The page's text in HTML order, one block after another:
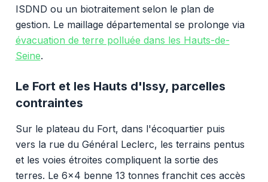
ISDND ou un biotraitement selon le plan de
gestion. Le maillage départemental se prolonge via
évacuation de terre polluée dans les Hauts-de-
Seine.
Le Fort et les Hauts d'Issy, parcelles
contraintes
Sur le plateau du Fort, dans l'écoquartier puis
vers la rue du Général Leclerc, les terrains pentus
et les voies étroites compliquent la sortie des
terres. Le 6x4 benne 13 tonnes franchit ces accès